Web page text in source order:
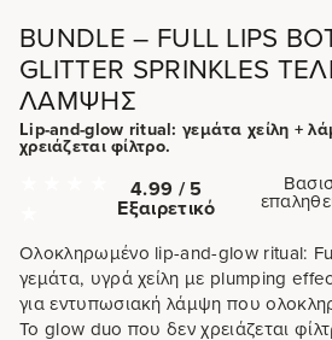
BUNDLE – FULL LIPS
GLITTER SPRINKLES
ΛΆΜΨΗΣ
Lip-and-glow ritual: γεμάτα χείλη +
χρειάζεται φίλτρο.
4.99 / 5
Εξαιρετικό
Ολοκληρωμένο lip-and-glow ritual:
γεμάτα, υγρά χείλη με plumping
για εντυπωσιακή λάμψη που
Το glow duo που δεν χρειάζεται